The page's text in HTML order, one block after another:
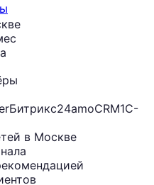
Битрикс24amoCRM1С-
в Москве